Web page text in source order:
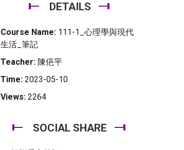
DETAILS
Course Name: 111-1_心理學與現代
生活_筆記
Teacher: 陳俋平
Time: 2023-05-10
Views: 2264
SOCIAL SHARE